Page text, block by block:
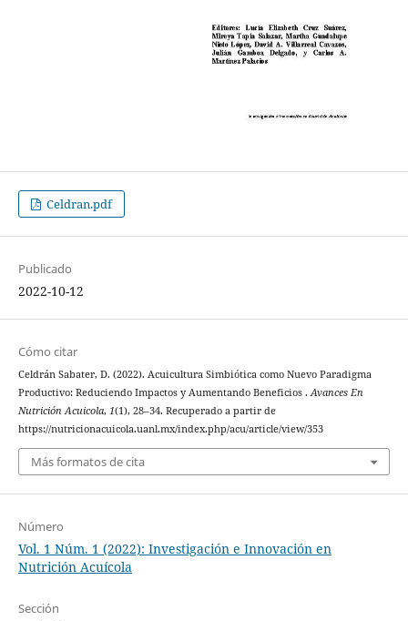
Celdran.pdf
Publicado
2022-10-12
Cómo citar
Celdrán Sabater, D. (2022). Acuicultura Simbiótica como Nuevo Paradigma
Productivo: Reduciendo Impactos y Aumentando Beneficios .Avances En
Nutrición Acuicola, 1(1), 28–34. Recuperado a partir de
https://nutricionacuicola.uanl.mx/index.php/acu/article/view/353
Más formatos de cita
Número
Vol. 1 Núm. 1 (2022): Investigación e Innovación en
Nutrición Acuícola
Sección